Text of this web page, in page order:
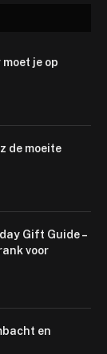
je op
de moeite
Gift Guide –
voor
en